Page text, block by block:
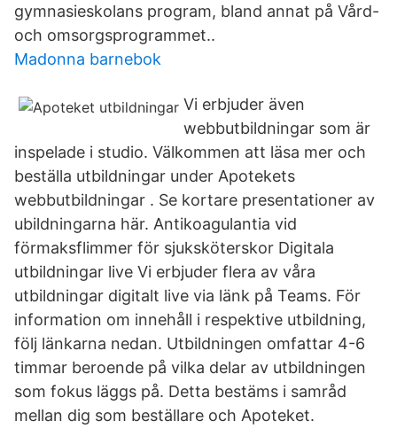
gymnasieskolans program, bland annat på Vård-
och omsorgsprogrammet..
Madonna barnebok
Vi erbjuder även
webbutbildningar som är
inspelade i studio. Välkommen att läsa mer och
beställa utbildningar under Apotekets
webbutbildningar . Se kortare presentationer av
ubildningarna här. Antikoagulantia vid
förmaksflimmer för sjuksköterskor Digitala
utbildningar live Vi erbjuder flera av våra
utbildningar digitalt live via länk på Teams. För
information om innehåll i respektive utbildning,
följ länkarna nedan. Utbildningen omfattar 4-6
timmar beroende på vilka delar av utbildningen
som fokus läggs på. Detta bestäms i samråd
mellan dig som beställare och Apoteket.